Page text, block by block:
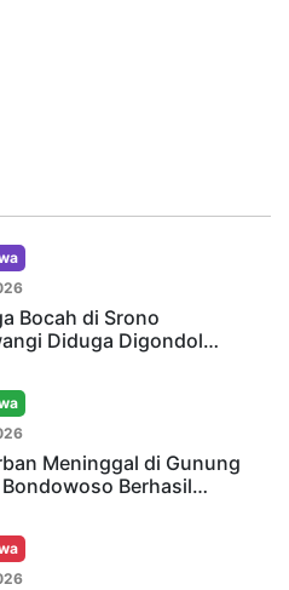
Bocah di Srono
Diduga Digondol…
Meninggal di Gunung
Bondowoso Berhasil…